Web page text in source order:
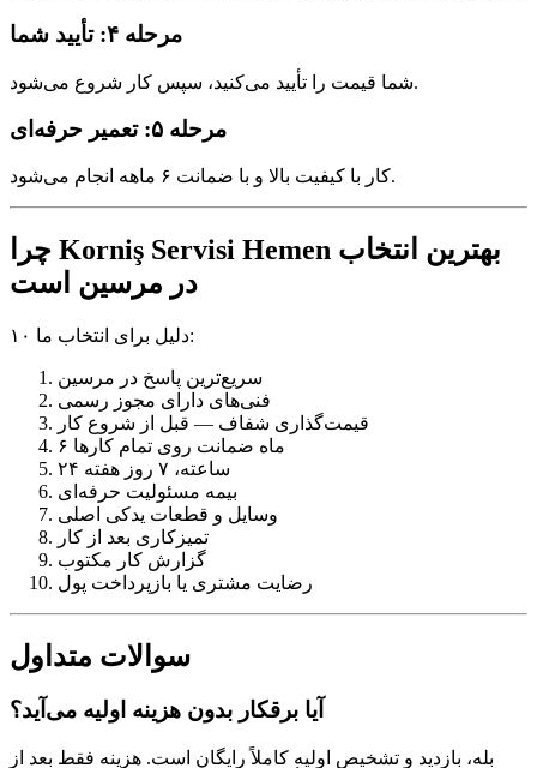
مرحله ۴: تأیید شما
شما قیمت را تأیید می‌کنید، سپس کار شروع می‌شود.
مرحله ۵: تعمیر حرفه‌ای
کار با کیفیت بالا و با ضمانت ۶ ماهه انجام می‌شود.
چرا Korniş Servisi Hemen بهترین انتخاب
در مرسین است
۱۰ دلیل برای انتخاب ما:
سریع‌ترین پاسخ در مرسین
فنی‌های دارای مجوز رسمی
قیمت‌گذاری شفاف — قبل از شروع کار
۶ ماه ضمانت روی تمام کارها
۲۴ ساعته، ۷ روز هفته
بیمه مسئولیت حرفه‌ای
وسایل و قطعات یدکی اصلی
تمیزکاری بعد از کار
گزارش کار مکتوب
رضایت مشتری یا بازپرداخت پول
سوالات متداول
آیا برقکار بدون هزینه اولیه می‌آید؟
بله، بازدید و تشخیص اولیه کاملاً رایگان است. هزینه فقط بعد از